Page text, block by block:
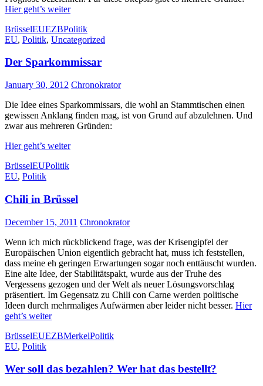
Hier geht’s weiter
BrüsselEUEZBPolitik
EU, Politik, Uncategorized
Der Sparkommissar
January 30, 2012 Chronokrator
Die Idee eines Sparkommissars, die wohl an Stammtischen einen
gewissen Anklang finden mag, ist von Grund auf abzulehnen. Und
zwar aus mehreren Gründen:
Hier geht’s weiter
BrüsselEUPolitik
EU, Politik
Chili in Brüssel
December 15, 2011 Chronokrator
Wenn ich mich rückblickend frage, was der Krisengipfel der
Europäischen Union eigentlich gebracht hat, muss ich feststellen,
dass meine eh geringen Erwartungen sogar noch enttäuscht wurden.
Eine alte Idee, der Stabilitätspakt, wurde aus der Truhe des
Vergessens gezogen und der Welt als neuer Lösungsvorschlag
präsentiert. Im Gegensatz zu Chili con Carne werden politische
Ideen durch mehrmaliges Aufwärmen aber leider nicht besser. Hier
geht’s weiter
BrüsselEUEZBMerkelPolitik
EU, Politik
Wer soll das bezahlen? Wer hat das bestellt?